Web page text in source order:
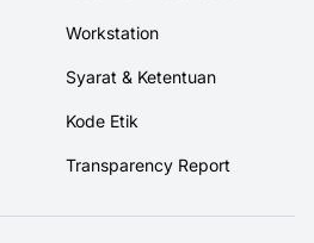
Workstation
Syarat & Ketentuan
Kode Etik
Transparency Report